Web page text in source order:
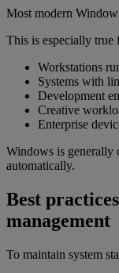
Most modern
This is especially true
Workstations
Systems with
Development
Creative
Enterprise
Windows is generally
automatically.
Best
management
To maintain system